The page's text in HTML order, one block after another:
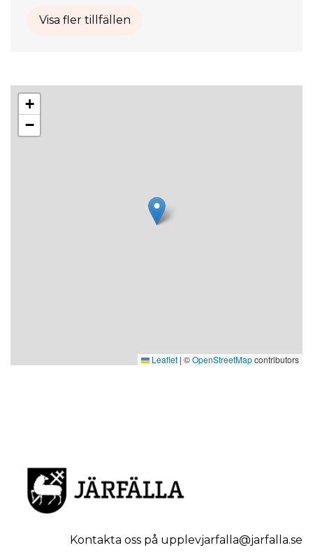
Visa fler tillfällen
+
−
Leaflet | ©OpenStreetMapcontributors
Kontakta oss på upplevjarfalla@jarfalla.se